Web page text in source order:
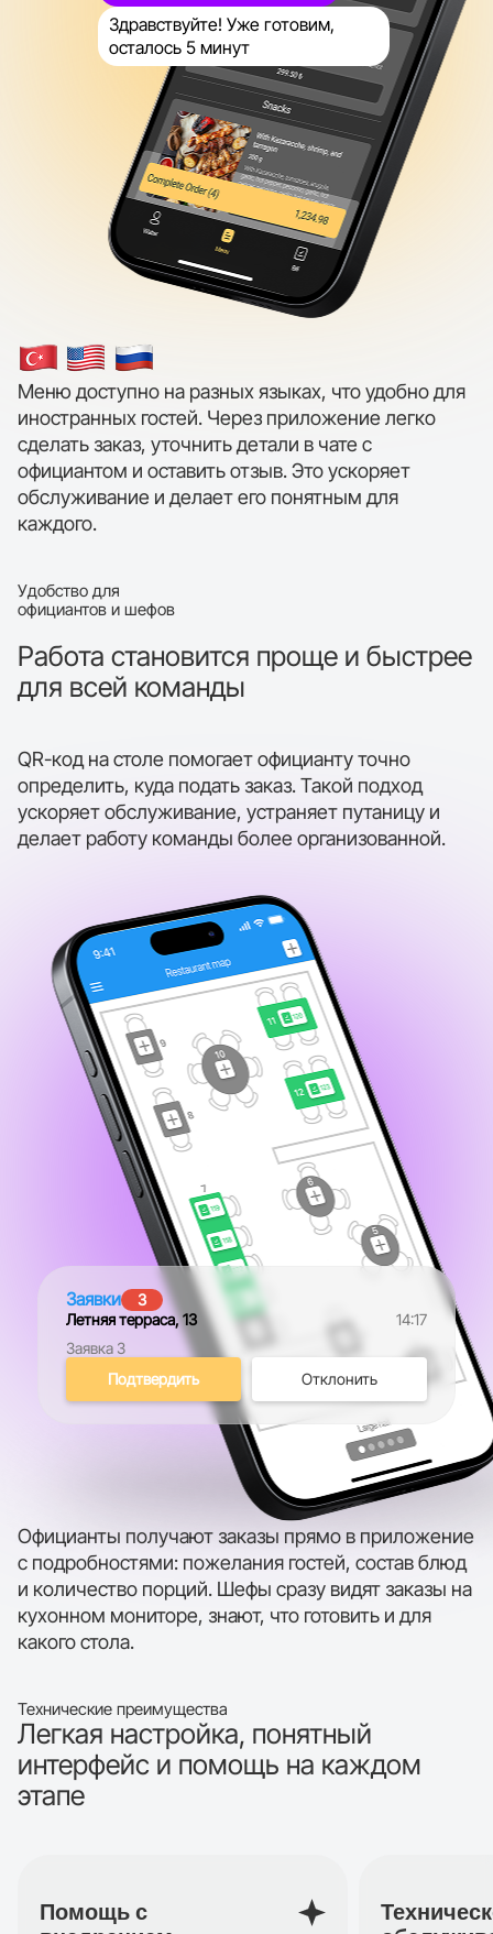
Меню доступно на разных языках, что удобно для
иностранных гостей. Через приложение легко
сделать заказ, уточнить детали в чате с
официантом и оставить отзыв. Это ускоряет
обслуживание и делает его понятным для
каждого.
Здравствуйте! Уже готовим,
осталось 5 минут
Удобство для
официантов и шефов
Работа становится проще и быстрее
для всей команды
QR-код на столе помогает официанту точно
определить, куда подать заказ. Такой подход
ускоряет обслуживание, устраняет путаницу и
делает работу команды более организованной.
Официанты получают заказы прямо в приложение
с подробностями: пожелания гостей, состав блюд
и количество порций. Шефы сразу видят заказы на
кухонном мониторе, знают, что готовить и для
какого стола.
Заявки
3
Летняя терраса, 13
14:17
Заявка 3
Подтвердить
Отклонить
Технические преимущества
Легкая настройка, понятный
интерфейс и помощь на каждом
этапе
Помощь с